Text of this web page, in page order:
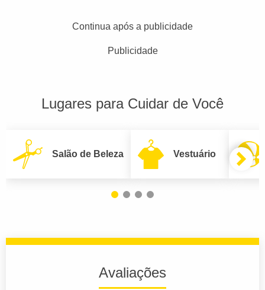
Continua após a publicidade
Publicidade
Lugares para Cuidar de Você
Salão de Beleza Vestuário
Avaliações